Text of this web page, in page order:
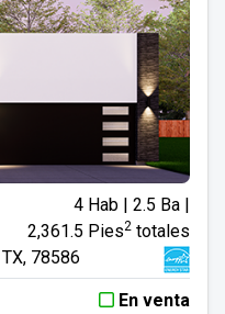
4 Hab | 2.5 Ba |
2,361.5 Pies2totales
78586
En venta